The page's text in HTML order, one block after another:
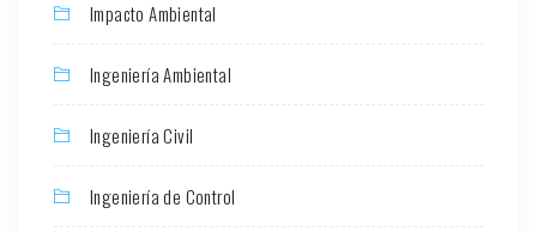
Impacto Ambiental
Ingeniería Ambiental
Ingeniería Civil
Ingeniería de Control